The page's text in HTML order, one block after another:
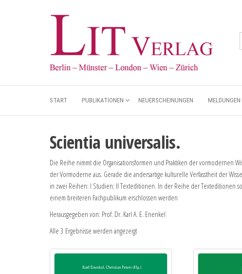
START PUBLIKATIONEN NEUERSCHEINUNGEN MELDUNGEN
Scientia universalis.
Die Reihe nimmt die Organisationsformen und Praktiken der vormodernen
der Vormoderne aus. Gerade die andersartige kulturelle Verfasstheit der
in zwei Reihen: I Studien; II Texteditionen. In der Reihe der Texteditionen
einem breiteren Fachpublikum erschlossen werden
Herausgegeben von: Prof. Dr. Karl A. E. Enenkel
Alle 3 Ergebnisse werden angezeigt